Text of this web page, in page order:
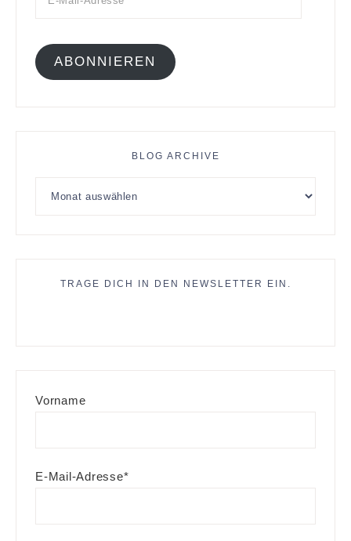
ABONNIEREN
BLOG ARCHIVE
TRAGE DICH IN DEN NEWSLETTER EIN.
Vorname
E-Mail-Adresse*